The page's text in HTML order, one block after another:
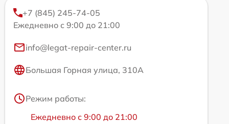
+7 (845) 245-74-05
Ежедневно с 9:00 до 21:00
info@legat-repair-center.ru
Большая Горная улица, 310А
Режим работы:
Ежедневно с 9:00 до 21:00